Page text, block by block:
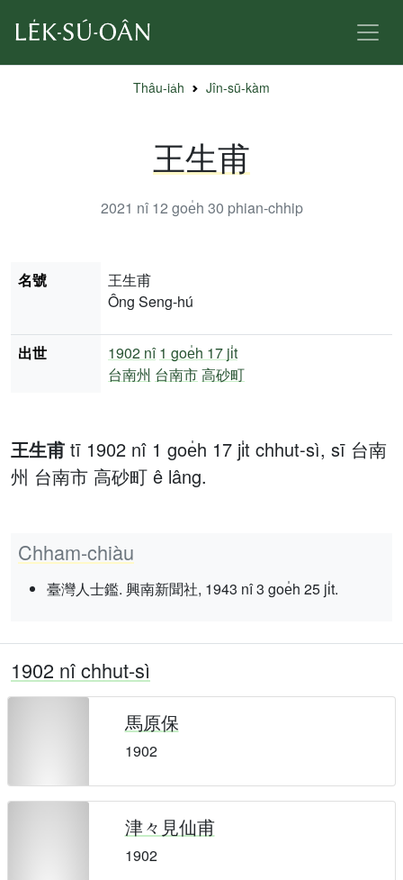
Thâu-ia̍h Jîn-sū-kàm
王生甫
2021 nî 12 goe̍h 30 phian-chhip
王生甫 tī 1902 nî 1 goe̍h 17 ji̍t chhut-sì, sī 台南
州 台南市 高砂町 ê lâng.
Chham-chiàu
臺灣人士鑑. 興南新聞社, 1943 nî 3 goe̍h 25 ji̍t.
名號
王生甫
Ông Seng-hú
出世 1902 nî 1 goe̍h 17 ji̍t
台南州 台南市高砂町
1902 nî chhut-sì
馬原保
1902
津々見仙甫
1902